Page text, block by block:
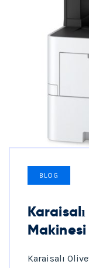
BLOG
Makinesi
Karaisalı